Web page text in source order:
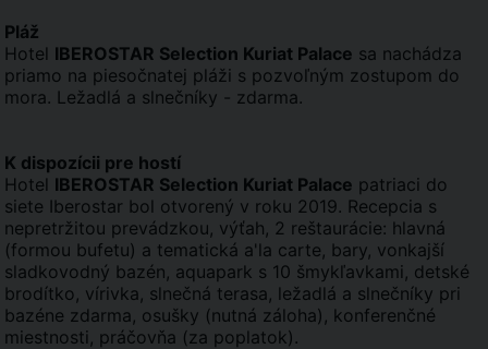
Pláž
Hotel IBEROSTAR Selection Kuriat Palace sa nachádza
priamo na piesočnatej pláži s pozvoľným zostupom do
mora. Ležadlá a slnečníky - zdarma.
K dispozícii pre hostí
Hotel IBEROSTAR Selection Kuriat Palace patriaci do
siete Iberostar bol otvorený v roku 2019. Recepcia s
nepretržitou prevádzkou, výťah, 2 reštaurácie: hlavná
(formou bufetu) a tematická a'la carte, bary, vonkajší
sladkovodný bazén, aquapark s 10 šmykľavkami, detské
brodítko, vírivka, slnečná terasa, ležadlá a slnečníky pri
bazéne zdarma, osušky (nutná záloha), konferenčné
miestnosti, práčovňa (za poplatok).